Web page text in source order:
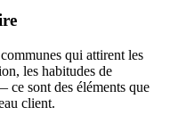
qui attirent les
les habitudes de
ce sont des éléments que
client.